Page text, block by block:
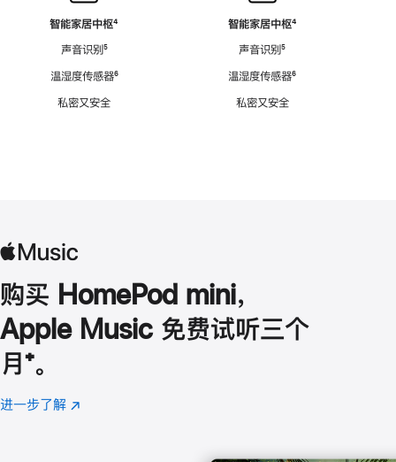
智能家居中枢脚
⁴
声音识别脚
⁵
温湿度传感器脚
⁶
私密又安全
智能家居中枢脚
⁴
声音识别脚
⁵
温湿度传感器脚
⁶
私密又安全
购买 HomePod mini，
Apple Music 免费试听三个
月 脚
注
⁺。
进一步了解 Apple
(在